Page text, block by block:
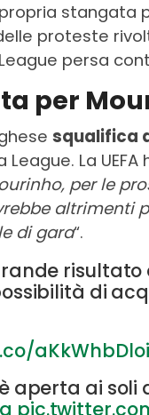
stangata
proteste
persa
per
squalifica
La UEFA
per le
altrimenti
di gara“.
risultato
di
aKkWhbDloi
aperta ai soli